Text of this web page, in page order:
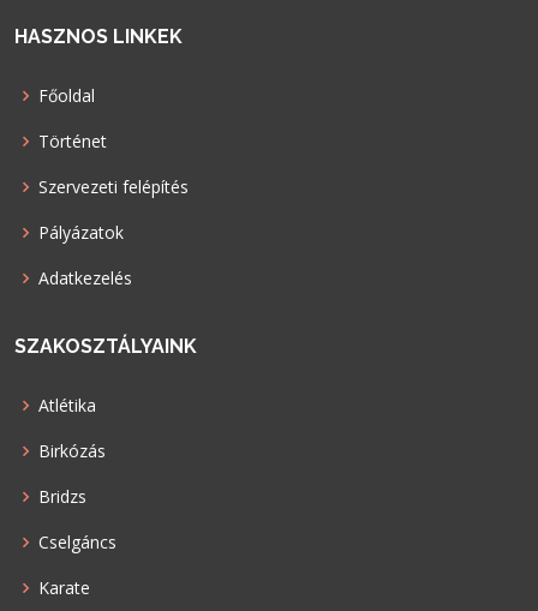
HASZNOS LINKEK
Főoldal
Történet
Szervezeti felépítés
Pályázatok
Adatkezelés
SZAKOSZTÁLYAINK
Atlétika
Birkózás
Bridzs
Cselgáncs
Karate